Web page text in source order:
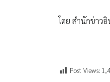
โดย สำนักข่าว
Post Views: